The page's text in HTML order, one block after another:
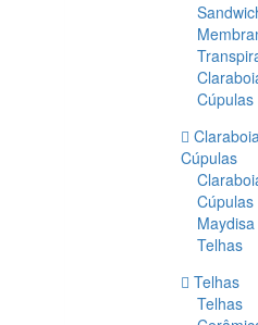
Cúpulas
Cúpulas
Cúpulas
Maydisa
Telhas
Telhas
Telhas